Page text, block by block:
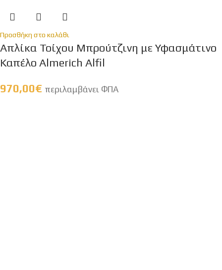
Προσθήκη στο καλάθι
Απλίκα Τοίχου Μπρούτζινη με Υφασμάτινο
Καπέλο Almerich Alfil
970,00€ περιλαμβάνει ΦΠΑ